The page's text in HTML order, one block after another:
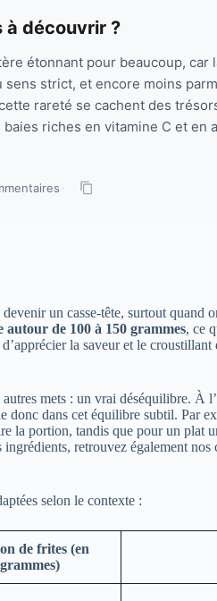
à découvrir ?
étonnant pour beaucoup, car
sens strict, et encore moins
rareté se cachent des
baies riches en vitamine C et en
·
un casse-tête, surtout quand
de 100 à 150 grammes, ce
la saveur et le croustillant
mets : un vrai déséquilibre. À
donc dans cet équilibre subtil. Par
la portion, tandis que pour un plat
retrouvez également nos
selon le contexte :
de frites (en
grammes)